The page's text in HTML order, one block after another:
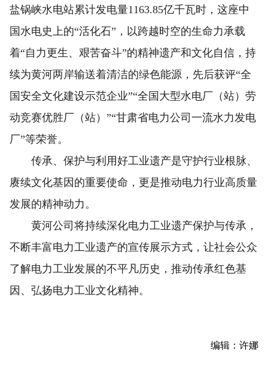
盐锅峡水电站累计发电量1163.85亿千瓦时，这座中
国水电史上的“活化石”，以跨越时空的生命力承载
着“自力更生、艰苦奋斗”的精神遗产和文化自信，持
续为黄河两岸输送着清洁的绿色能源，先后获评“全
国安全文化建设示范企业”“全国大型水电厂（站）劳
动竞赛优胜厂（站）”“甘肃省电力公司一流水力发电
厂”等荣誉。
传承、保护与利用好工业遗产是守护行业根脉、
赓续文化基因的重要使命，更是推动电力行业高质量
发展的精神动力。
黄河公司将持续深化电力工业遗产保护与传承，
不断丰富电力工业遗产的宣传展示方式，让社会公众
了解电力工业发展的不平凡历史，推动传承红色基
因、弘扬电力工业文化精神。
编辑：许娜